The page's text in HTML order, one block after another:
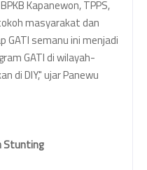
Kapanewon, TPPS,
masyarakat dan
GATI semanu ini menjadi
GATI di wilayah-
di DIY," ujar Panewu
Stunting